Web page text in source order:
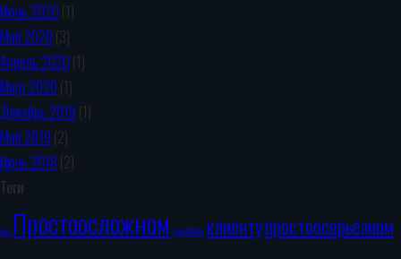
Июнь 2020 (1)
Май 2020 (3)
Апрель 2020 (1)
Март 2020 (1)
Декабрь 2019 (1)
Май 2019 (2)
Июнь 2018 (2)
Теги
seo Простоосложном доработка клиентупростоосерьезном